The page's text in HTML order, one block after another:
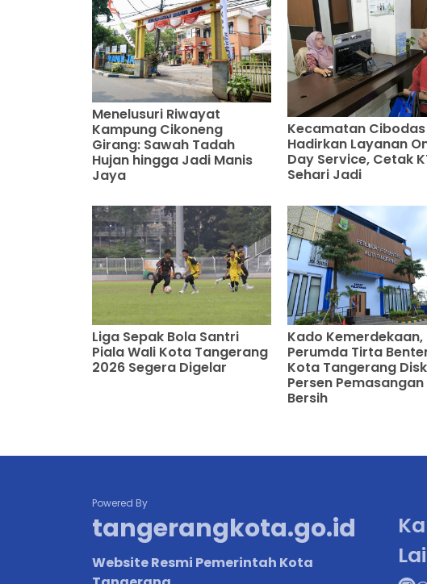
Menelusuri Riwayat
Kampung Cikoneng
Girang: Sawah Tadah
Hujan hingga Jadi Manis
Jaya
Kecamatan Cibodas
Hadirkan Layanan
Day Service, Cetak
Sehari Jadi
Liga Sepak Bola Santri
Piala Wali Kota Tangerang
2026 Segera Digelar
Kado Kemerdekaan,
Perumda Tirta
Kota Tangerang
Persen Pemasangan
Bersih
Powered By
tangerangkota.go.id
Website Resmi Pemerintah Kota